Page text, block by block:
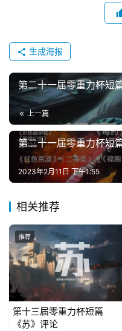
幻
资
讯
主
题
幻
说
库
登录
生成海报
第二十一届零重力杯短
上一篇
第二十一届零重力杯短
2023年2月11日 下午1:55
相关推荐
推荐
第十三届零重力杯短篇
《苏》评论